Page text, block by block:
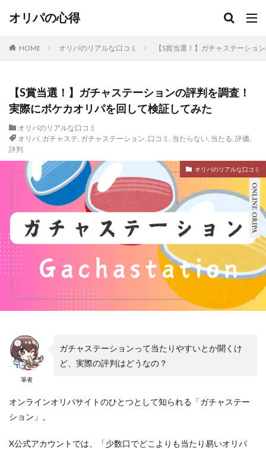
オリパの心得
HOME オリパのリアルな口コミ 【S賞当選！】ガチャステーショ
【S賞当選！】ガチャステーションの評判を調査！
実際にポケカオリパを回して検証してみた
オリパのリアルな口コミ
オリパ, ガチャステ, ガチャステーション, 口コミ , 当たらない, 当たる, 評価,
評判
オリパのリアルな口コミ
筆者
ガチャステーションって当たりやすいとか聞くけ
ど、実際の評判はどうなの？
オンラインオリパサイトのひとつとして知られる「ガチャステー
ション」。
X公式アカウントでは、「少数口でどこよりも当たり易いオリパ